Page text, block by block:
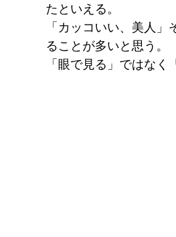
たといえる。
「カッコいい、美人
ることが多いと思う。
「眼で見る」ではな